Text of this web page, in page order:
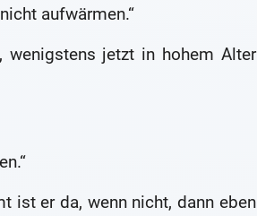
aufwärmen.“
wenigstens jetzt in hohem Alter
ist er da, wenn nicht, dann eben